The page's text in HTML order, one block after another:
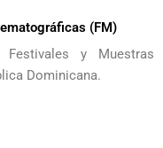
(FM)
y Muestras
Dominicana.